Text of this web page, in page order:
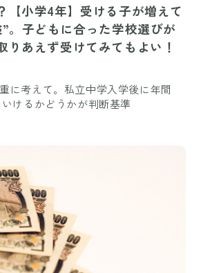
【小学4年】受ける子が増えて
。子どもに合った学校選びが
りあえず受けてみてもよい！
考えて。私立中学入学後に年間
けるかどうかが判断基準